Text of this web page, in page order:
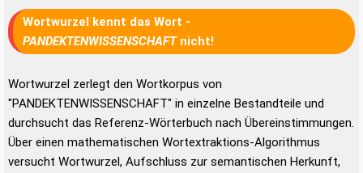
Wortwurzel kennt das Wort -
PANDEKTENWISSENSCHAFTnicht!
Wortwurzel zerlegt den Wortkorpus von
"PANDEKTENWISSENSCHAFT" in einzelne Bestandteile und
durchsucht das Referenz-Wörterbuch nach Übereinstimmungen.
Über einen mathematischen Wortextraktions-Algorithmus
versucht Wortwurzel, Aufschluss zur semantischen Herkunft,